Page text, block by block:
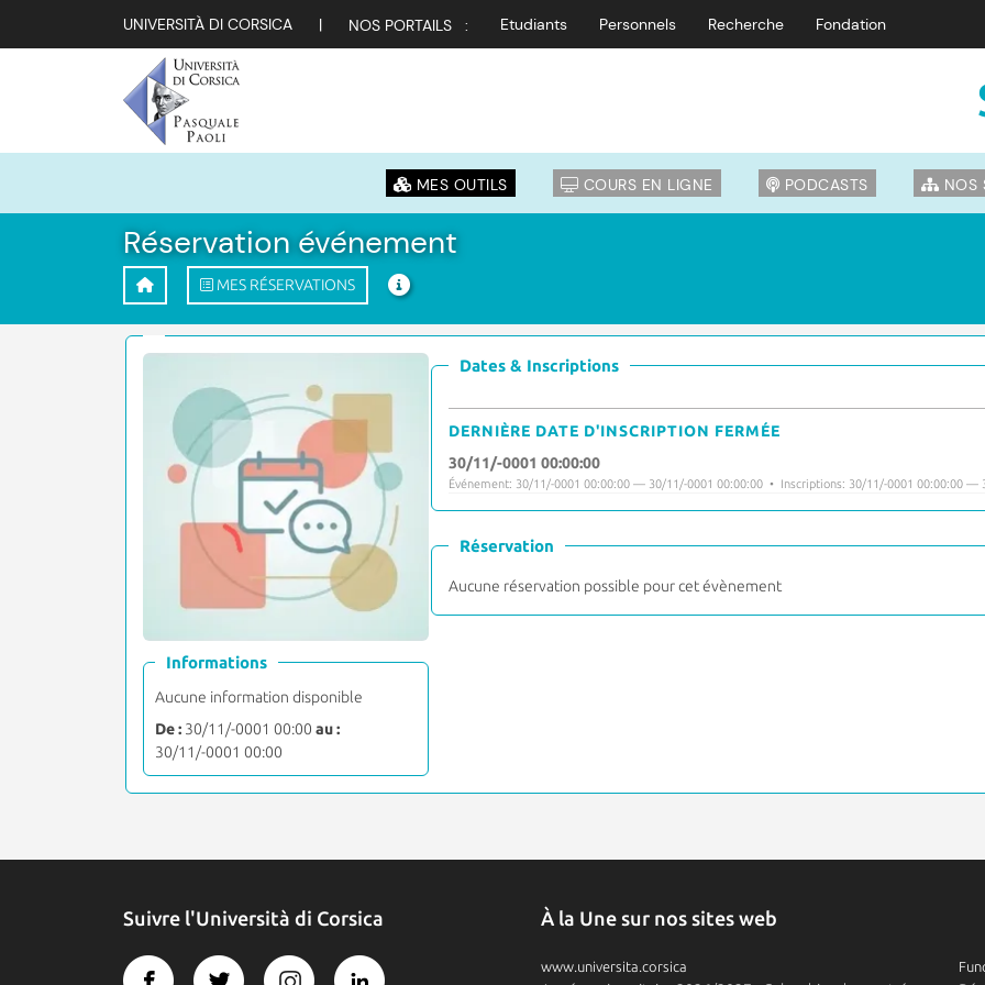
UNIVERSITÀ DI CORSICA | NOS PORTAILS : Etudiants Personnels Recherche Fondation
MES OUTILS COURS EN LIGNE PODCASTS NOS
Réservation événement
MES RÉSERVATIONS
Informations
Aucune information disponible
De : 30/11/-0001 00:00 au :
30/11/-0001 00:00
Dates & Inscriptions
DERNIÈRE DATE D'INSCRIPTION FERMÉE
30/11/-0001 00:00:00
Événement: 30/11/-0001 00:00:00 — 30/11/-0001 00:00:00 • Inscriptions: 30/11/-0001 00:00:00 —
Réservation
Aucune réservation possible pour cet évènement
Suivre l'Università di Corsica À la Une sur nos sites web
www.universita.corsica